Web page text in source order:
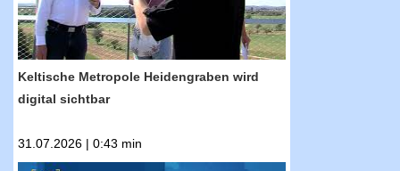
Keltische Metropole Heidengraben wird
digital sichtbar
31.07.2026 | 0:43 min